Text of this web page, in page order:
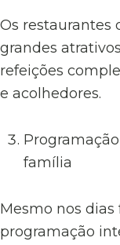
Os restaurantes
grandes
refeições
e acolhedores.
família
Mesmo nos
programação